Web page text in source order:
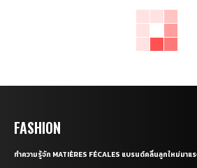
FASHION
ทำความรู้จัก MATIÈRES FÉCALES แบรนด์คลื่นลูกใหม่มาแร